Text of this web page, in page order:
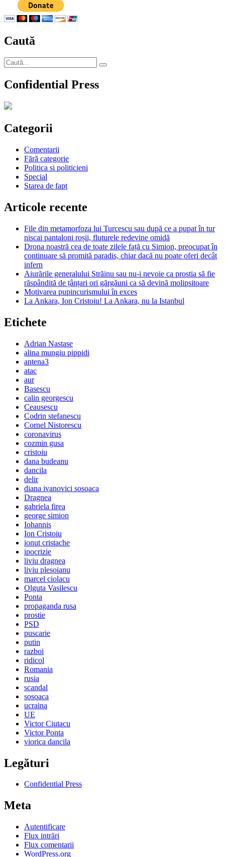
Caută
Caută
după:
Căutare
Confidential Press
Categorii
Comentarii
Fără categorie
Politica si politicieni
Special
Starea de fapt
Articole recente
File din metamorfoza lui Turcescu sau după ce a pupat în tur
niscai pantaloni roșii, fluturele redevine omidă
Drona noastră cea de toate zilele față cu Simion, preocupat în
continuare să promită paradis, chiar dacă nu poate oferi decât
infern
Aiurările generalului Străinu sau nu-i nevoie ca prostia să fie
răspândită de țânțari ori gărgăuni ca să devină molipsitoare
Motivarea pupincurismului în exces
La Ankara, Ion Cristoiu! La Ankara, nu la Istanbul
Etichete
Adrian Nastase
alina mungiu pippidi
antena3
atac
aur
Basescu
calin georgescu
Ceausescu
Codrin stefanescu
Cornel Nistorescu
coronavirus
cozmin gusa
cristoiu
dana budeanu
dancila
delir
diana ivanovici sosoaca
Dragnea
gabriela firea
george simion
Iohannis
Ion Cristoiu
ionut cristache
ipocrizie
liviu dragnea
liviu plesoianu
marcel ciolacu
Olguta Vasilescu
Ponta
propaganda rusa
prostie
PSD
puscarie
putin
razboi
ridicol
Romania
rusia
scandal
sosoaca
ucraina
UE
Victor Ciutacu
Victor Ponta
viorica dancila
Legături
Confidential Press
Meta
Autentificare
Flux intrări
Flux comentarii
WordPress.org